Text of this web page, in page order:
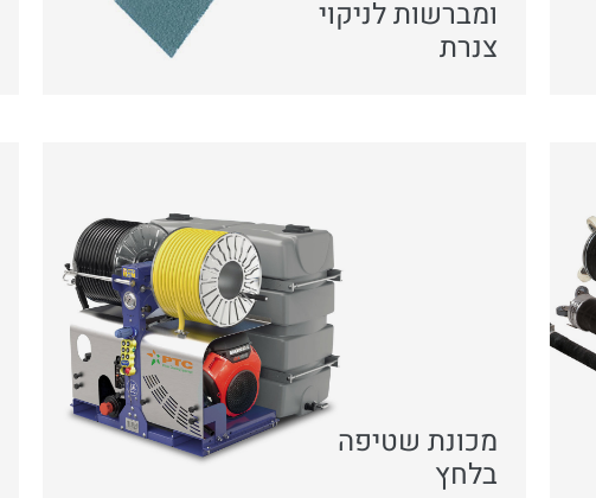
ומברשות לניקוי
צנרת
מכונת שטיפה
בלחץ